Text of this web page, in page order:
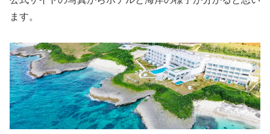
ます。